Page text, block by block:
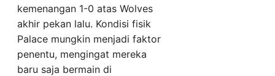
kemenangan 1-0 atas Wolves
akhir pekan lalu. Kondisi fisik
Palace mungkin menjadi faktor
penentu, mengingat mereka
baru saja bermain di